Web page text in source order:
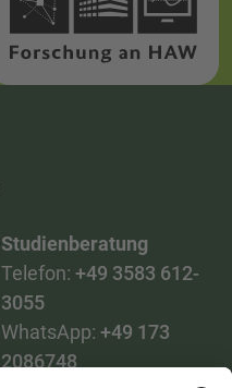
Studienberatung
Telefon: +49 3583 612-
3055
WhatsApp: +49 173
2086748